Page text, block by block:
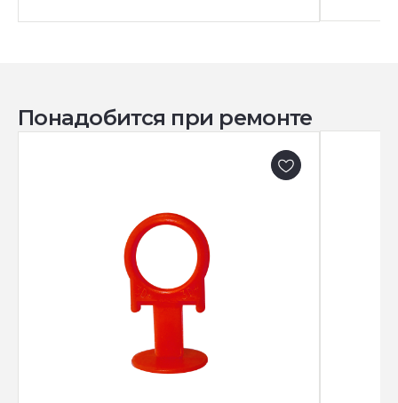
Понадобится при ремонте